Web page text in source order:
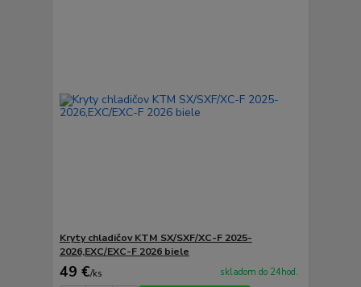
Kryty chladičov KTM SX/SXF/XC-F 2025-
2026,EXC/EXC-F 2026 biele
49 €/ks skladom do 24hod.